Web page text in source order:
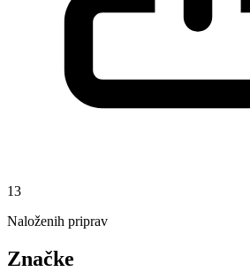
13
Naloženih priprav
Značke